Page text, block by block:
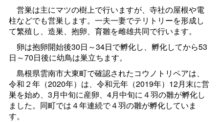
営巣は主にマツの樹上で行いますが、寺社の屋根や電
柱などでも営巣します。一夫一妻でテリトリーを形成し
て繁殖し、造巣、抱卵、育雛を雌雄共同で行います。
卵は抱卵開始後30日～34日で孵化し、孵化してから53
日～70日後に幼鳥は巣立ちます。
島根県雲南市大東町で確認されたコウノトリペアは、
令和２年（2020年）は、令和元年（2019年）12月末に営
巣を始め、 3月中旬に産卵、 4月中旬に４羽の雛が孵化し
ました。同町では４年連続で４羽の雛が孵化していま
す。